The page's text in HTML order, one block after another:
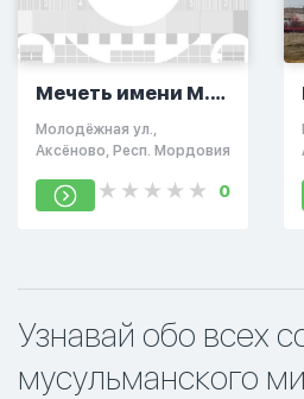
Мечеть имени М.
Шаймиева
Молодёжная ул.,
Аксёново, Респ. Мордовия
0
Узнавай обо всех
мусульманского